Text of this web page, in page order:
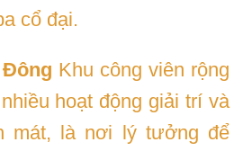
cổ đại.
Khu công viên rộng
hoạt động giải trí và
mát, là nơi lý tưởng để